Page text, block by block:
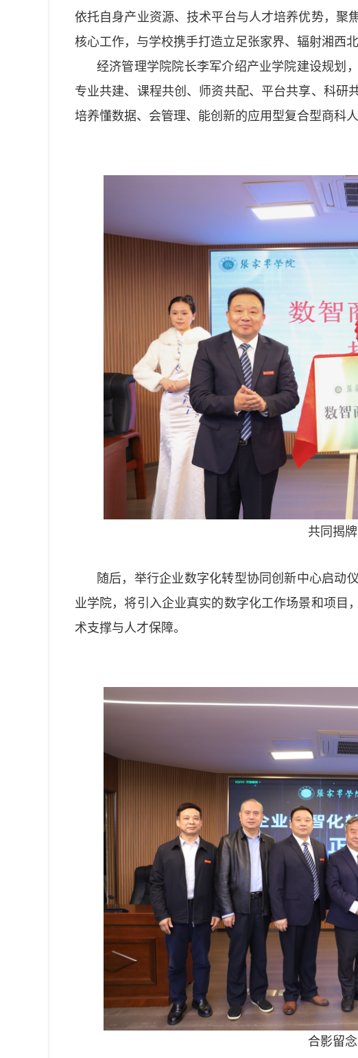
依托自身产业资源、技术平台与人才培养优势，聚
核心工作，与学校携手打造立足张家界、辐射湘西
经济管理学院院长李军介绍产业学院建设规划
专业共建、课程共创、师资共配、平台共享、科研
培养懂数据、会管理、能创新的应用型复合型商科
共同揭
随后，举行企业数字化转型协同创新中心启动
业学院，将引入企业真实的数字化工作场景和项目
术支撑与人才保障。
合影留